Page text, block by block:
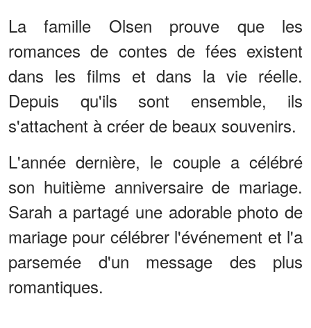
La famille Olsen prouve que les
romances de contes de fées existent
dans les films et dans la vie réelle.
Depuis qu'ils sont ensemble, ils
s'attachent à créer de beaux souvenirs.
L'année dernière, le couple a célébré
son huitième anniversaire de mariage.
Sarah a partagé une adorable photo de
mariage pour célébrer l'événement et l'a
parsemée d'un message des plus
romantiques.